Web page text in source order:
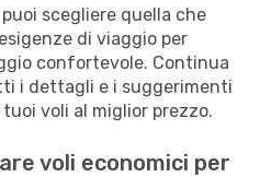
scegliere quella che
di viaggio per
confortevole. Continua
i dettagli e i suggerimenti
voli al miglior prezzo.
voli economici per